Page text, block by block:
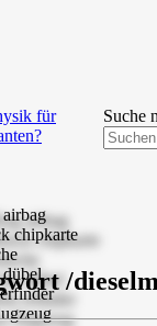
Suche
für
/